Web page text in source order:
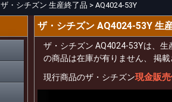
ザ・シチズン 生産終了品 > AQ4024-53Y
ザ・シチズン AQ4024-53Y 生
ザ・シチズン AQ4024-53Yは、
の商品は在庫が有りません、 掲
現行商品のザ・シチズン現金販